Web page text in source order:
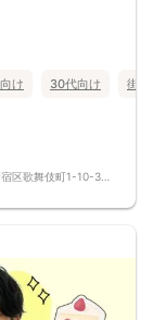
のキャンセル料金
す方は以後のご
でご注意ください
せん
ご参加をお断り
け 30代向け 街